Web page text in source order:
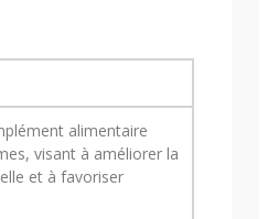
alimentaire
visant à améliorer la
et à favoriser